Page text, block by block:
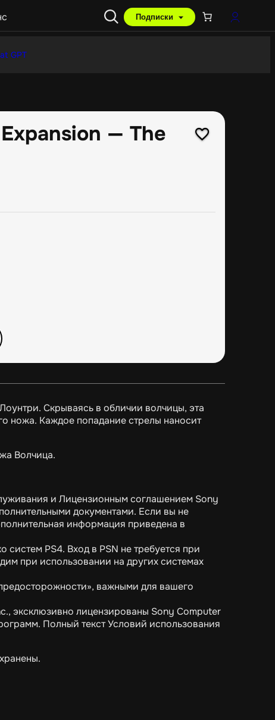
Подписки
GPT
— The
Скрываясь в обличии волчицы, эта
ножа. Каждое попадание стрелы наносит
Волчица.
и Лицензионным соглашением Sony
документами. Если вы не
информация приведена в
систем PS4. Вход в PSN не требуется при
при использовании на других системах
важными для вашего
эксклюзивно лицензированы Sony Computer
Полный текст Условий использования